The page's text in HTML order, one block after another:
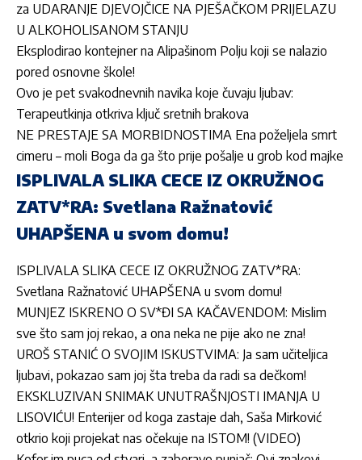
za UDARANJE DJEVOJČICE NA PJEŠAČKOM PRIJELAZU
U ALKOHOLISANOM STANJU
Eksplodirao kontejner na Alipašinom Polju koji se nalazio
pored osnovne škole!
Ovo je pet svakodnevnih navika koje čuvaju ljubav:
Terapeutkinja otkriva ključ sretnih brakova
NE PRESTAJE SA MORBIDNOSTIMA Ena poželjela smrt
cimeru – moli Boga da ga što prije pošalje u grob kod majke
ISPLIVALA SLIKA CECE IZ OKRUŽNOG
ZATV*RA: Svetlana Ražnatović
UHAPŠENA u svom domu!
ISPLIVALA SLIKA CECE IZ OKRUŽNOG ZATV*RA:
Svetlana Ražnatović UHAPŠENA u svom domu!
MUNJEZ ISKRENO O SV*ĐI SA KAČAVENDOM: Mislim
sve što sam joj rekao, a ona neka ne pije ako ne zna!
UROŠ STANIĆ O SVOJIM ISKUSTVIMA: Ja sam učiteljica
ljubavi, pokazao sam joj šta treba da radi sa dečkom!
EKSKLUZIVAN SNIMAK UNUTRAŠNJOSTI IMANJA U
LISOVIĆU! Enterijer od koga zastaje dah, Saša Mirković
otkrio koji projekat nas očekuje na ISTOM! (VIDEO)